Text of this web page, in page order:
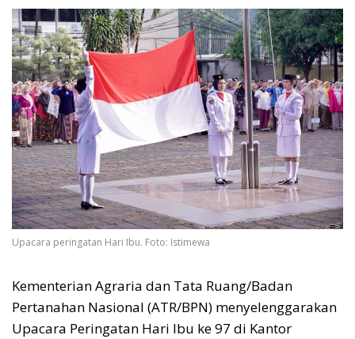
Upacara peringatan Hari Ibu. Foto: Istimewa
Kementerian Agraria dan Tata Ruang/Badan
Pertanahan Nasional (ATR/BPN) menyelenggarakan
Upacara Peringatan Hari Ibu ke 97 di Kantor